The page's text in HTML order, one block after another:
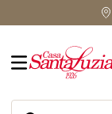
Faça sua busca